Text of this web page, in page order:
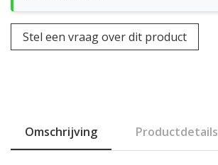
Stel een vraag over dit product
Omschrijving Productdetails